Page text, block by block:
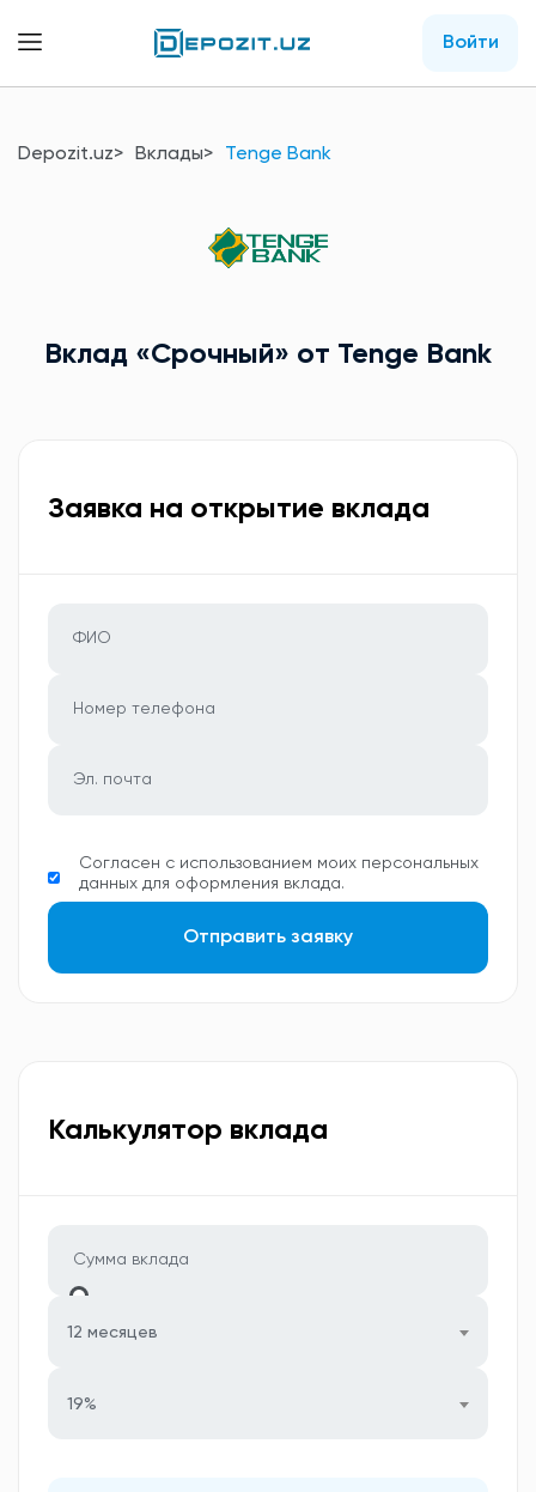
Войти
Depozit.uz Вклады Tenge Bank
Вклад «Срочный» от Tenge Bank
Заявка на открытие вклада
Согласен с использованием моих персональных
данных для оформления вклада.
Отправить заявку
Калькулятор вклада
12 месяцев
19%